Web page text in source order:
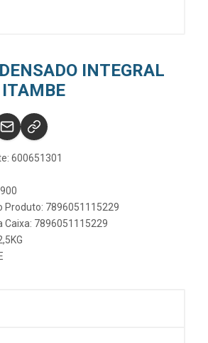
INTEGRAL
600651301
Produto: 7896051115229
Caixa: 7896051115229